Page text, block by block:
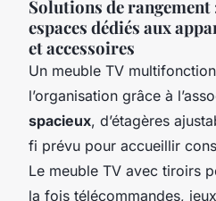
Solutions de
espaces dédiés aux
et accessoires
Un meuble TV
l’organisation grâce à
spacieux, d’étagères
fi prévu pour accueillir
Le meuble TV avec tiroirs
la fois télécommandes,